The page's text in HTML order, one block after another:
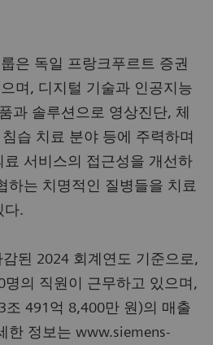
은 독일 프랑크푸르트 증권
며, 디지털 기술과 인공지능
과 솔루션으로 영상진단, 체
습 치료 분야 등에 주력하며
서비스의 접근성을 개선하
하는 치명적인 질병들을 치료
다.
된 2024 회계연도 기준으로,
의 직원이 근무하고 있으며,
조 491억 8,400만 원)의 매출
한 정보는 www.siemens-